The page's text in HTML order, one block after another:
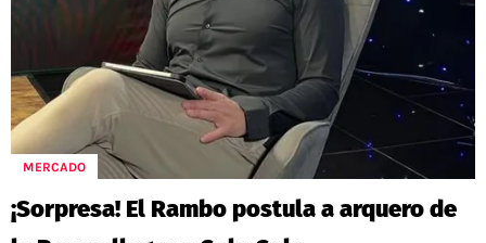
TÉRMINOS Y CONDICIONES
AGENDA
POLÍTICAS DE PRIVACIDAD
POLÍTICA EDITORIAL
PUBLICIDAD / ADS
CONTACTO
SELECCIÓN CHILENA
COLO COLO
UNIVERSIDAD DE CHILE
UNIVERSIDAD CATÓLICA
CAMPEONATO NACIONAL
RESULTADOS
TABLA DE POSICIONES
APUESTAS
MERCADO
¡Sorpresa! El Rambo postula a arquero de